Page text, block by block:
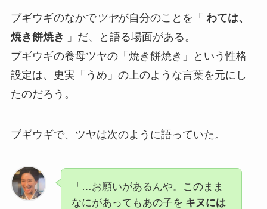
ブギウギのなかでツヤが自分のことを「 わては、
焼き餅焼き
」だ、と語る場面がある。
ブギウギの養母ツヤの「焼き餅焼き」という性格
設定は、史実「うめ」の上のような言葉を元にし
たのだろう。
ブギウギで、ツヤは次のように語っていた。
「…お願いがあるんや。このまま
なにがあってもあの子を キヌには